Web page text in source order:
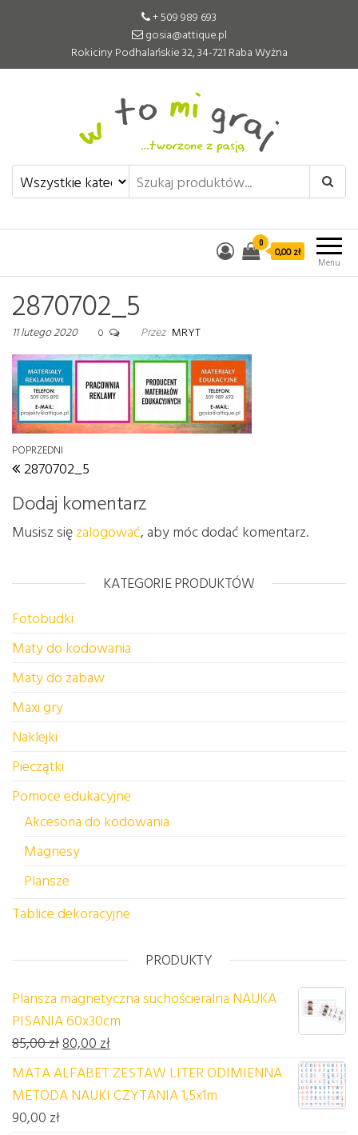
+ 509 989 693
gosia@attique.pl
Rokiciny Podhalańskie 32, 34-721 Raba Wyżna
W to mi graj
Pomoce edukacyjne tworzone z
pasją
Menu
0
0,00 zł
2870702_5
11 lutego 2020 0 Przez MRYT
Nawigacja wpisu
Poprzedni wpis
POPRZEDNI
2870702_5
Dodaj komentarz
Musisz sięzalogować, aby móc dodać komentarz.
KATEGORIE PRODUKTÓW
Fotobudki
Maty do kodowania
Maty do zabaw
Maxi gry
Naklejki
Pieczątki
Pomoce edukacyjne
Akcesoria do kodowania
Magnesy
Plansze
Tablice dekoracyjne
PRODUKTY
Plansza magnetyczna suchościeralna NAUKA
PISANIA 60x30cm
85,00złPierwotna cena wynosiła: 85,00 zł.
80,00 złAktualna cena wynosi: 80,00 zł.
MATA ALFABET ZESTAW LITER ODIMIENNA
METODA NAUKI CZYTANIA 1,5x1m
90,00 zł